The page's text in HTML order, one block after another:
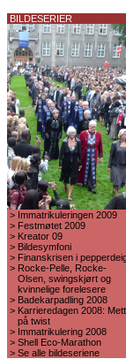
BILDESERIER
> Immatrikuleringen 2009
> Festmøtet 2009
> Kreator 09
> Bildesymfoni
> Finanskrisen i
> Rocke-Pelle, Rocke-
Olsen, swingskjørt og
kvinnelige forelesere
> Badekarpadling 2008
> Karrieredagen 2008: Mett
på twist
> Immatrikulering 2008
> Shell Eco-Marathon
> Se alle bildeseriene